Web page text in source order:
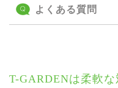
よくある質問
T-GARDENは柔軟